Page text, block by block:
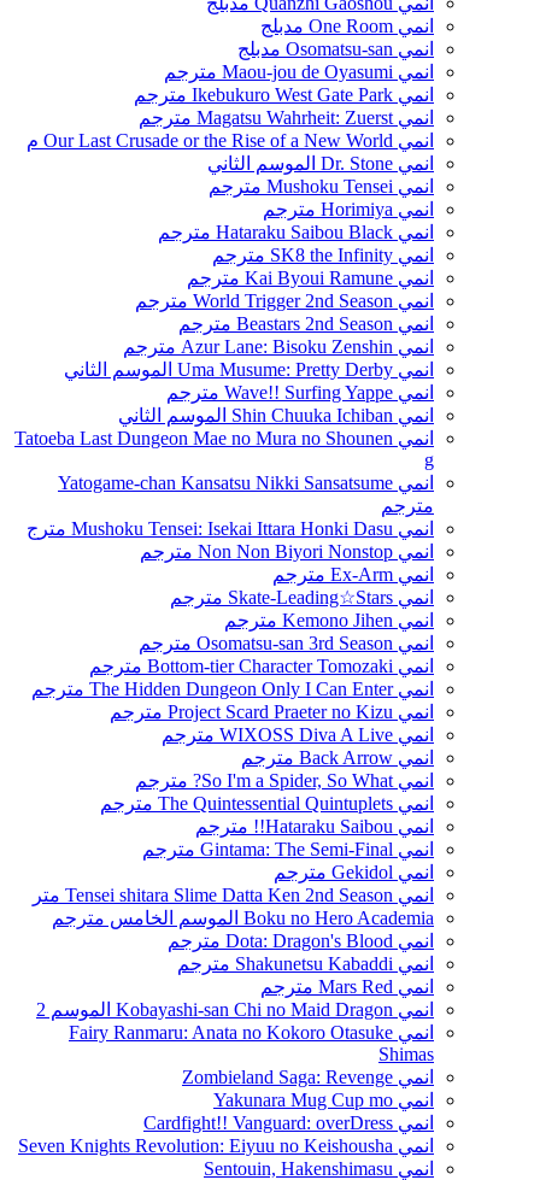
انمي One Room مدبلج
انمي Osomatsu-san مدبلج
انمي Maou-jou de Oyasumi مترجم
انمي Ikebukuro West Gate Park مترجم
انمي Magatsu Wahrheit: Zuerst مترجم
انمي Our Last Crusade or the Rise of a New World م
انمي Dr. Stone الموسم الثاني
انمي Mushoku Tensei مترجم
انمي Horimiya مترجم
انمي Hataraku Saibou Black مترجم
انمي SK8 the Infinity مترجم
انمي Kai Byoui Ramune مترجم
انمي World Trigger 2nd Season مترجم
انمي Beastars 2nd Season مترجم
انمي Azur Lane: Bisoku Zenshin مترجم
انمي Uma Musume: Pretty Derby الموسم الثاني
انمي Wave!! Surfing Yappe مترجم
انمي Shin Chuuka Ichiban الموسم الثاني
انمي Tatoeba Last Dungeon Mae no Mura no Shounen
g
انمي Yatogame-chan Kansatsu Nikki Sansatsume
مترجم
انمي Mushoku Tensei: Isekai Ittara Honki Dasu مترج
انمي Non Non Biyori Nonstop مترجم
انمي Ex-Arm مترجم
انمي Skate-Leading☆Stars مترجم
انمي Kemono Jihen مترجم
انمي Osomatsu-san 3rd Season مترجم
انمي Bottom-tier Character Tomozaki مترجم
انمي The Hidden Dungeon Only I Can Enter مترجم
انمي Project Scard Praeter no Kizu مترجم
انمي WIXOSS Diva A Live مترجم
انمي Back Arrow مترجم
انمي So I'm a Spider, So What? مترجم
انمي The Quintessential Quintuplets مترجم
انمي Hataraku Saibou!! مترجم
انمي Gintama: The Semi-Final مترجم
انمي Gekidol مترجم
انمي Tensei shitara Slime Datta Ken 2nd Season متر
Boku no Hero Academia الموسم الخامس مترجم
انمي Dota: Dragon's Blood مترجم
انمي Shakunetsu Kabaddi مترجم
انمي Mars Red مترجم
انمي Kobayashi-san Chi no Maid Dragon الموسم 2
انمي Fairy Ranmaru: Anata no Kokoro Otasuke
Shimas
انمي Zombieland Saga: Revenge
انمي Yakunara Mug Cup mo
انمي Cardfight!! Vanguard: overDress
انمي Seven Knights Revolution: Eiyuu no Keishousha
انمي Sentouin, Hakenshimasu